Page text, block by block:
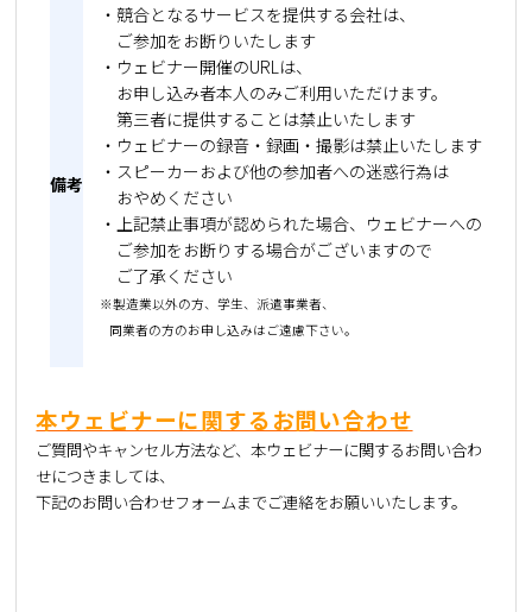
備考
・競合となるサービスを提供する会社は、
ご参加をお断りいたします
・ウェビナー開催のURLは、
お申し込み者本人のみご利用いただけます。
第三者に提供することは禁止いたします
・ウェビナーの録音・録画・撮影は禁止いたします
・スピーカーおよび他の参加者への迷惑行為は
おやめください
・上記禁止事項が認められた場合、ウェビナーへの
ご参加をお断りする場合がございますので
ご了承ください
※製造業以外の方、学生、派遣事業者、
同業者の方のお申し込みはご遠慮下さい。
本ウェビナーに関するお問い合わせ
ご質問やキャンセル方法など、本ウェビナーに関するお問い合わ
せにつきましては、
下記のお問い合わせフォームまでご連絡をお願いいたします。